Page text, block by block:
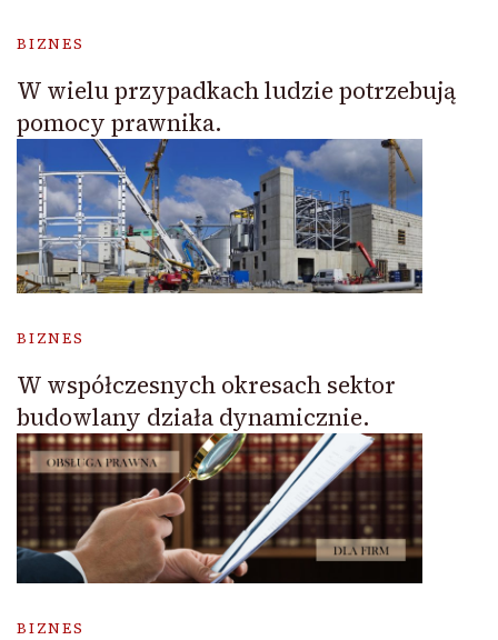
BIZNES
W wielu przypadkach ludzie potrzebują
pomocy prawnika.
BIZNES
W współczesnych okresach sektor
budowlany działa dynamicznie.
BIZNES